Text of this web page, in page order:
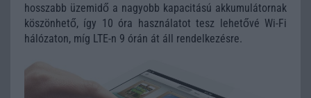
hosszabb üzemidő a nagyobb kapacitású akkumulátornak
köszönhető, így 10 óra használatot tesz lehetővé Wi-Fi
hálózaton, míg LTE-n 9 órán át áll rendelkezésre.